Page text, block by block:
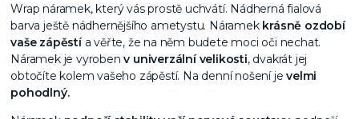
Wrap náramek, který vás prostě uchvátí. Nádherná fialová
barva ještě nádhernějšího ametystu. Náramek krásně ozdobí
vaše zápěstía věřte, že na něm budete moci oči nechat.
Náramek je vyrobenv univerzální velikosti, dvakrát jej
obtočíte kolem vašeho zápěstí. Na denní nošení jevelmi
pohodlný.